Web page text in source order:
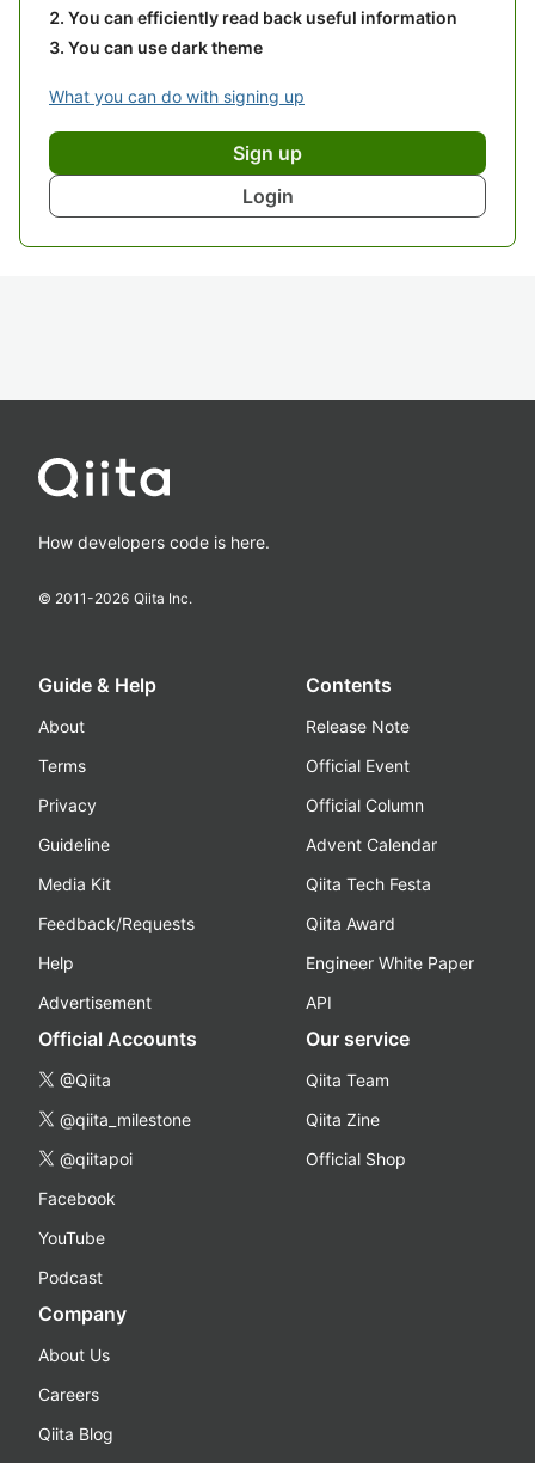
You can efficiently read back useful information
You can use dark theme
What you can do with signing up
Sign up
Login
How developers code is here.
© 2011-2026 Qiita Inc.
Guide & Help
About
Terms
Privacy
Guideline
Media Kit
Feedback/Requests
Help
Advertisement
Contents
Release Note
Official Event
Official Column
Advent Calendar
Qiita Tech Festa
Qiita Award
Engineer White Paper
API
Official Accounts
@Qiita
@qiita_milestone
@qiitapoi
Facebook
YouTube
Podcast
Our service
Qiita Team
Qiita Zine
Official Shop
Company
About Us
Careers
Qiita Blog